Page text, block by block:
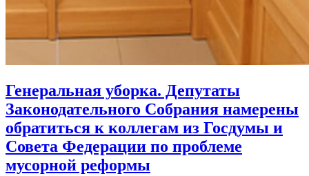
Генеральная уборка. Депутаты
Законодательного Собрания намерены
обратиться к коллегам из Госдумы и
Совета Федерации по проблеме
мусорной реформы